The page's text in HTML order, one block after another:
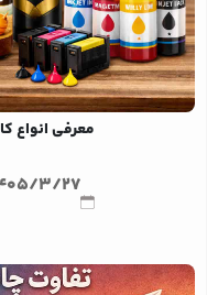
معرفی انواع
3/27